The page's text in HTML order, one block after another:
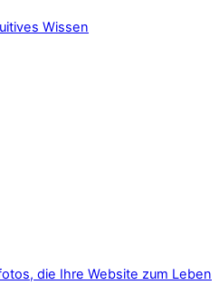
Wissen
die Ihre Website zum Leben